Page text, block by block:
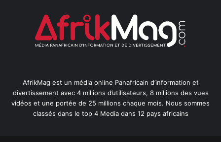
AfrikMag est un média online Panafricain d’information et
divertissement avec 4 millions d’utilisateurs, 8 millions des vues
vidéos et une portée de 25 millions chaque mois. Nous sommes
classés dans le top 4 Media dans 12 pays africains